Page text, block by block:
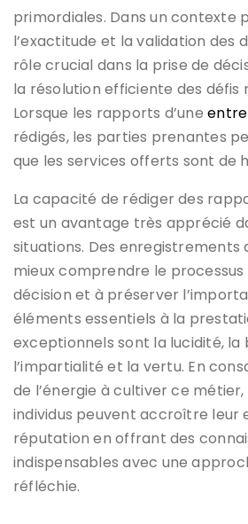
primordiales. Dans un contexte
l’exactitude et la validation des
rôle crucial dans la prise de
la résolution efficiente des défis
Lorsque les rapports d’une
rédigés, les parties prenantes
que les services offerts sont de
La capacité de rédiger des
est un avantage très apprécié
situations. Des enregistrements
mieux comprendre le processus
décision et à préserver
éléments essentiels à la
exceptionnels sont la lucidité, la
l’impartialité et la vertu. En
de l’énergie à cultiver ce
individus peuvent accroître leur
réputation en offrant des
indispensables avec une
réfléchie.